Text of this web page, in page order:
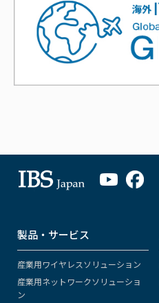
製品・サービス
産業用ワイヤレスソリューション
産業用ネットワークソリューショ
ン